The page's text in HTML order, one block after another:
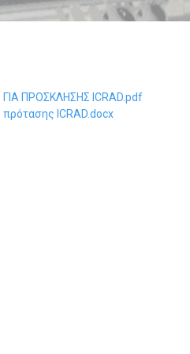
ΠΡΟΣΚΛΗΣΗΣ ICRAD.pdf
ICRAD.docx